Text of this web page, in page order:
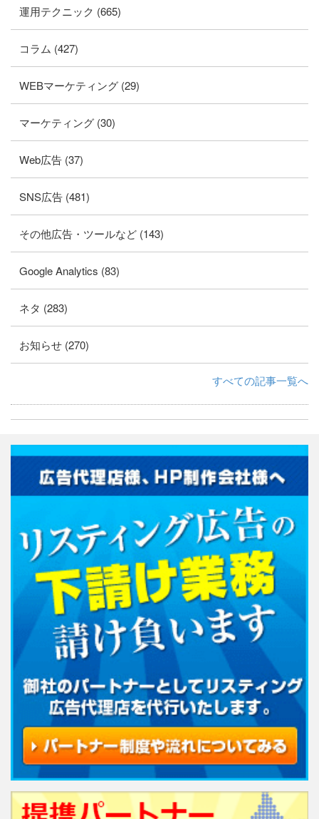
運用テクニック (665)
コラム (427)
WEBマーケティング (29)
マーケティング (30)
Web広告 (37)
SNS広告 (481)
その他広告・ツールなど (143)
Google Analytics (83)
ネタ (283)
お知らせ (270)
すべての記事一覧へ